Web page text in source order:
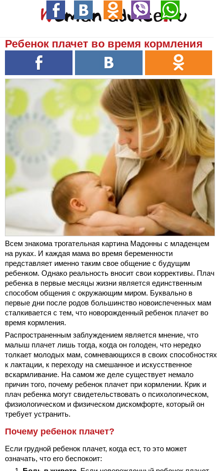
Ребенок плачет во время кормления
Всем знакома трогательная картина Мадонны с младенцем
на руках. И каждая мама во время беременности
представляет именно таким свое общение с будущим
ребенком. Однако реальность вносит свои коррективы. Плач
ребенка в первые месяцы жизни является единственным
способом общения с окружающим миром. Буквально в
первые дни после родов большинство новоиспеченных мам
сталкивается с тем, что новорожденный ребенок плачет во
время кормления.
Распространенным заблуждением является мнение, что
малыш плачет лишь тогда, когда он голоден, что нередко
толкает молодых мам, сомневающихся в своих способностях
к лактации, к переходу на смешанное и искусственное
вскармливание. На самом же деле существует немало
причин того, почему ребенок плачет при кормлении. Крик и
плач ребенка могут свидетельствовать о психологическом,
физиологическом и физическом дискомфорте, который он
требует устранить.
Почему ребенок плачет?
Если грудной ребенок плачет, когда ест, то это может
означать, что его беспокоит: